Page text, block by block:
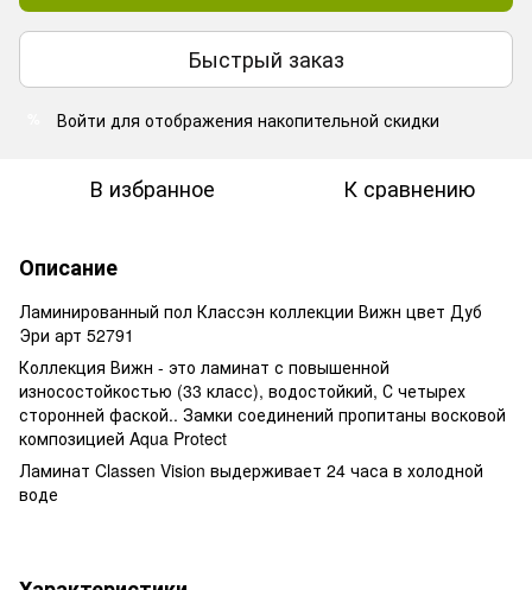
Быстрый заказ
Войти для отображения накопительной скидки
В избранное К сравнению
Описание
Ламинированный пол Классэн коллекции Вижн цвет Дуб
Эри арт 52791
Коллекция Вижн - это ламинат с повышенной
износостойкостью (33 класс), водостойкий, С четырех
сторонней фаской.. Замки соединений пропитаны восковой
композицией Aqua Protect
Ламинат Classen Vision выдерживает 24 часа в холодной
воде